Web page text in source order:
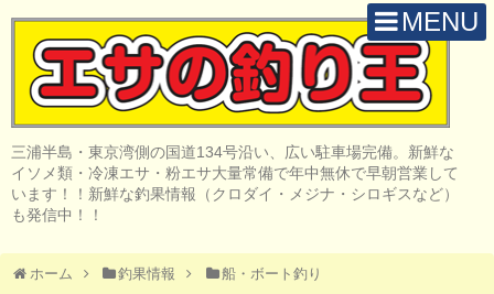
MENU
三浦半島・東京湾側の国道134号沿い、広い駐車場完備。新鮮な
イソメ類・冷凍エサ・粉エサ大量常備で年中無休で早朝営業して
います！！新鮮な釣果情報（クロダイ・メジナ・シロギスなど）
も発信中！！
ホーム 釣果情報 船・ボート釣り
H O M E
取 扱 商 品
釣 果 情 報